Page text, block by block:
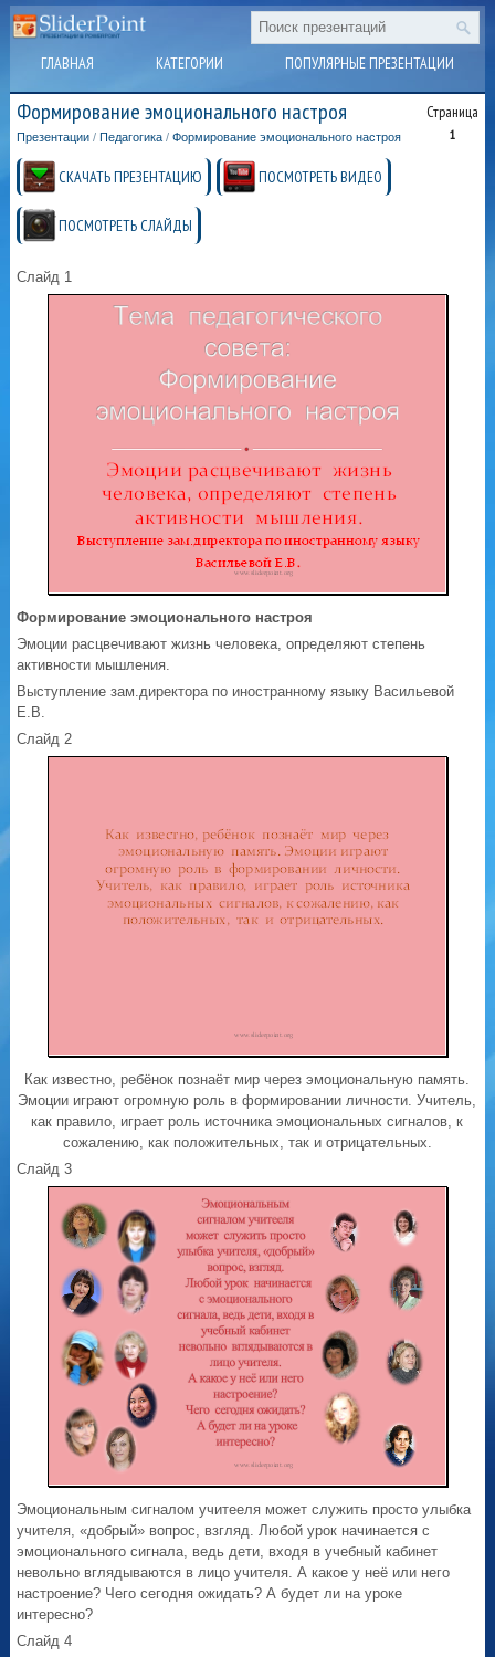
ГЛАВНАЯ КАТЕГОРИИ ПОПУЛЯРНЫЕ ПРЕЗЕНТАЦИИ
Формирование эмоционального настроя Страница
1
Презентации / Педагогика /Формирование эмоционального настроя
СКАЧАТЬ ПРЕЗЕНТАЦИЮ ПОСМОТРЕТЬ ВИДЕО
ПОСМОТРЕТЬ СЛАЙДЫ
Слайд 1
Формирование эмоционального настроя
Эмоции расцвечивают жизнь человека, определяют степень
активности мышления.
Выступление зам.директора по иностранному языку Васильевой
Е.В.
Слайд 2
Как известно, ребёнок познаёт мир через эмоциональную память.
Эмоции играют огромную роль в формировании личности. Учитель,
как правило, играет роль источника эмоциональных сигналов, к
сожалению, как положительных, так и отрицательных.
Слайд 3
Эмоциональным сигналом учитееля может служить просто улыбка
учителя, «добрый» вопрос, взгляд. Любой урок начинается с
эмоционального сигнала, ведь дети, входя в учебный кабинет
невольно вглядываются в лицо учителя. А какое у неё или него
настроение? Чего сегодня ожидать? А будет ли на уроке
интересно?
Слайд 4